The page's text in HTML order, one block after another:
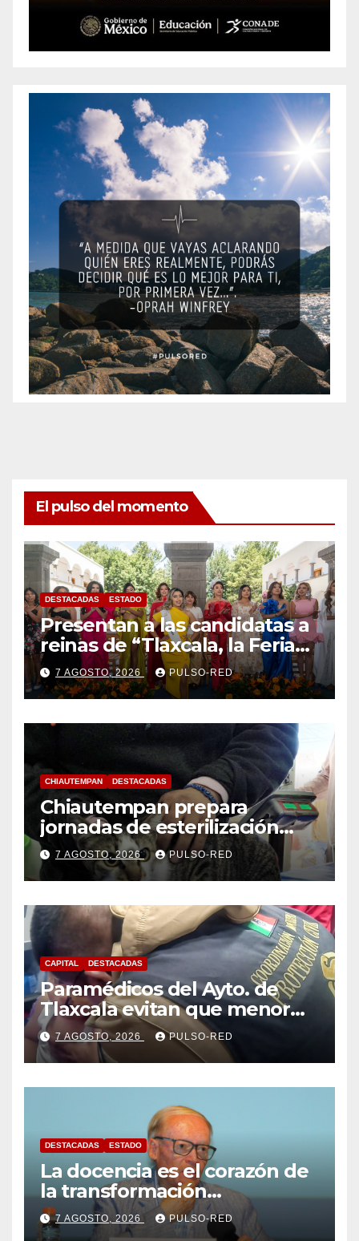
El pulso del momento
DESTACADAS ESTADO
Presentan a las candidatas a
reinas de “Tlaxcala, la Feria
de Ferias 2026: La Flor
Tlaxcalteca”
7 AGOSTO, 2026 PULSO-RED
CHIAUTEMPAN DESTACADAS
Chiautempan prepara
jornadas de esterilización
para perros y gatos
7 AGOSTO, 2026 PULSO-RED
CAPITAL DESTACADAS
Paramédicos del Ayto. de
Tlaxcala evitan que menor
sufra complicaciones por
hipotermia tras caer en una
cisterna
7 AGOSTO, 2026 PULSO-RED
DESTACADAS ESTADO
La docencia es el corazón de
la transformación
universitaria: Rector de la
UATx
7 AGOSTO, 2026 PULSO-RED